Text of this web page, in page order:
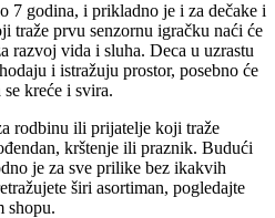
7 godina, i prikladno je i za dečake i
traže prvu senzornu igračku naći će
razvoj vida i sluha. Deca u uzrastu
i istražuju prostor, posebno će
kreće i svira.
rodbinu ili prijatelje koji traže
krštenje ili praznik. Budući
je za sve prilike bez ikakvih
širi asortiman, pogledajte
shopu.